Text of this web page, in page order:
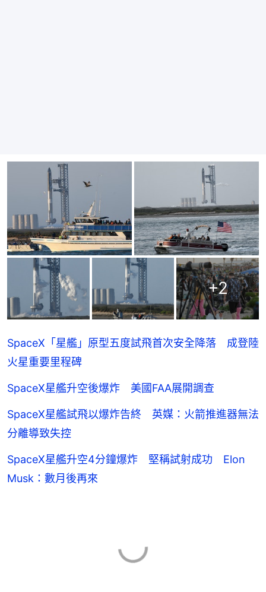
+2
SpaceX「星艦」原型五度試飛首次安全降落 成登陸
火星重要里程碑
SpaceX星艦升空後爆炸 美國FAA展開調查
SpaceX星艦試飛以爆炸告終 英媒：火箭推進器無法
分離導致失控
SpaceX星艦升空4分鐘爆炸 堅稱試射成功 Elon
Musk：數月後再來